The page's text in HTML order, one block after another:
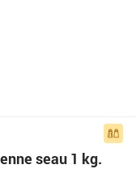
seau 1 kg.